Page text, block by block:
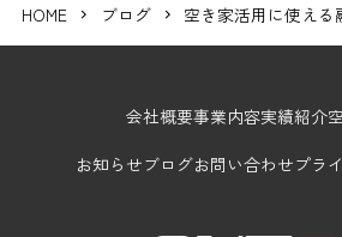
HOME ブログ 空き家活用に使える
会社概要事業内容実績紹介
お知らせブログお問い合わせプラ